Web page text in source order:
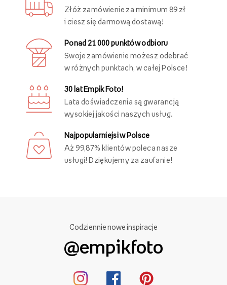
Złóż zamówienie za minimum 89 zł
i ciesz się darmową dostawą!
Ponad 21 000 punktów odbioru
Swoje zamówienie możesz odebrać
w różnych punktach, w całej Polsce!
30 lat Empik Foto!
Lata doświadczenia są gwarancją
wysokiej jakości naszych usług.
Najpopularniejsi w Polsce
Aż 99,87% klientów poleca nasze
usługi! Dziękujemy za zaufanie!
Codziennie nowe inspiracje
@empikfoto